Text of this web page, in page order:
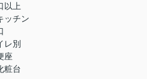
以上
ッチン
レ別
座
粧台